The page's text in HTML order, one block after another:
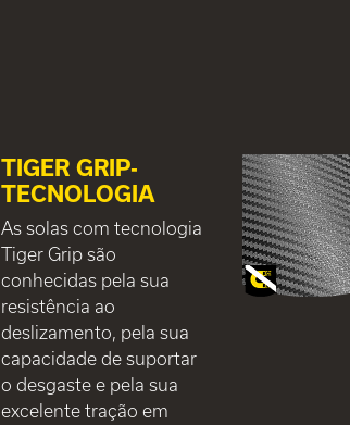
TIGER GRIP-
TECNOLOGIA
As solas com tecnologia
Tiger Grip são
conhecidas pela sua
resistência ao
deslizamento, pela sua
capacidade de suportar
o desgaste e pela sua
excelente tração em